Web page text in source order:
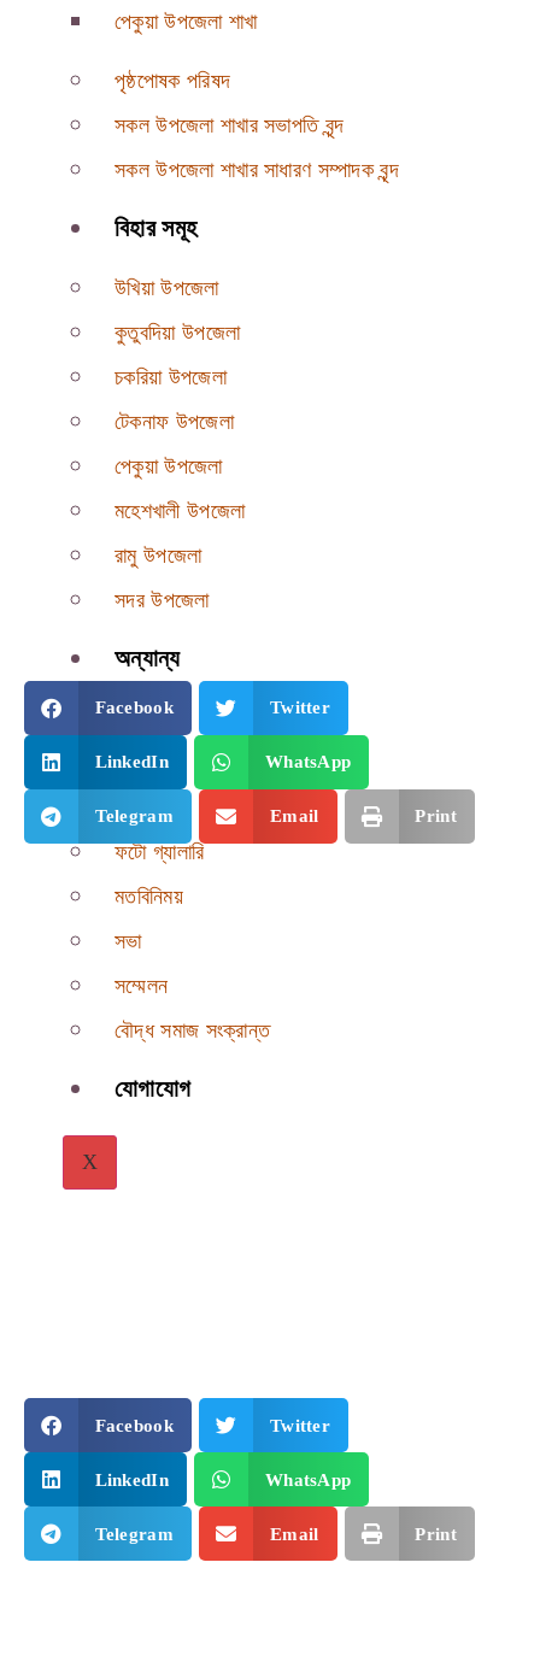
পেকুয়া উপজেলা শাখা
পৃষ্ঠপোষক পরিষদ
সকল উপজেলা শাখার সভাপতি বৃন্দ
সকল উপজেলা শাখার সাধারণ সম্পাদক বৃন্দ
বিহার সমূহ
উখিয়া উপজেলা
কুতুবদিয়া উপজেলা
চকরিয়া উপজেলা
টেকনাফ উপজেলা
পেকুয়া উপজেলা
মহেশখালী উপজেলা
রামু উপজেলা
সদর উপজেলা
অন্যান্য
অনুষ্ঠান
পরিদর্শন
প্রতিবেদন
ফটো গ্যালারি
মতবিনিময়
সভা
সম্মেলন
বৌদ্ধ সমাজ সংক্রান্ত
যোগাযোগ
X
Facebook Twitter
LinkedIn WhatsApp
Telegram Email Print
Facebook Twitter
LinkedIn WhatsApp
Telegram Email Print